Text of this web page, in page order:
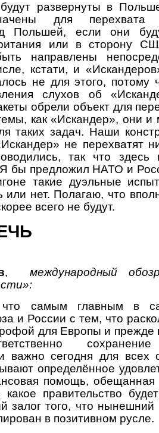
развернуты в
для перехвата
Польшей, если они
или в сторону
направлены
кстати, и
не для этого,
слухов об
обрели объект для
как «Искандер», они и
таких задач. Наши
не перехватят
так что здесь
бы предложил НАТО и
такие дуэльные
или нет. Полагаю, что
всего не будут.
,международный
что самым главным в
и России с тем, что
для Европы и
важно сегодня для всех
определённое
помощь, обещанная
какое правительство
залог того, что нынешний
в позитивном русле.